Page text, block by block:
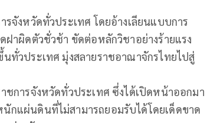
รจังหวัดทั่วประเทศ โดยอ้างเลียนแบบการ
ฝาผิดตัวชั่วช้า ขัดต่อหลักวิชาอย่างร้ายแรง
ทั่วประเทศ มุ่งสลายราชอาณาจักรไทยไปสู่
ชการจังหวัดทั่วประเทศ ซึ่งได้เปิดหน้าออกมา
กแผ่นดินที่ไม่สามารถยอมรับได้โดยเด็ดขาด